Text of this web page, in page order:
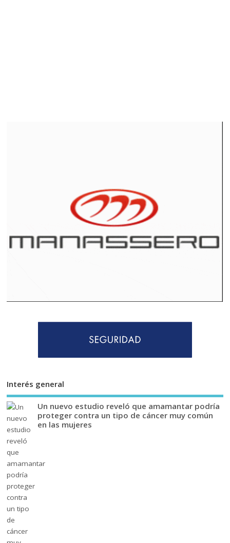
Interés general
Un nuevo estudio reveló que amamantar podría
proteger contra un tipo de cáncer muy común
en las mujeres